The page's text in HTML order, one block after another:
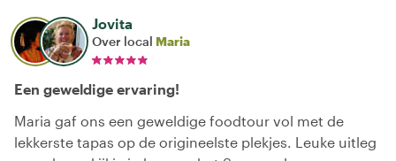
Jovita
Over local Maria
Een geweldige ervaring!
Maria gaf ons een geweldige foodtour vol met de
lekkerste tapas op de origineelste plekjes. Leuke uitleg